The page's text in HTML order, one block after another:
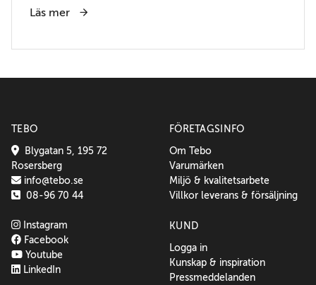
Läs mer
TEBO
Blygatan 5, 195 72
Rosersberg
info@tebo.se
08-96 70 44
Instagram
Facebook
Youtube
LinkedIn
FÖRETAGSINFO
Om Tebo
Varumärken
Miljö & kvalitetsarbete
Villkor leverans & försäljning
KUND
Logga in
Kunskap & inspiration
Pressmeddelanden